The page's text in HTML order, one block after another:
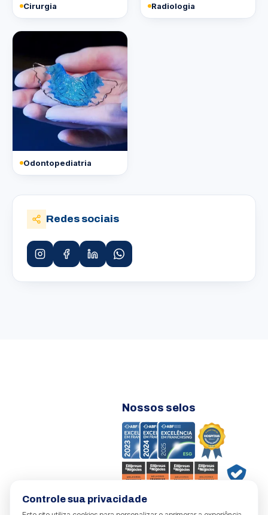
Cirurgia Radiologia
Odontopediatria
Redes sociais
Nossos selos
OdontoTop. 2026© Todos os direitos reservados.
Controle sua privacidade